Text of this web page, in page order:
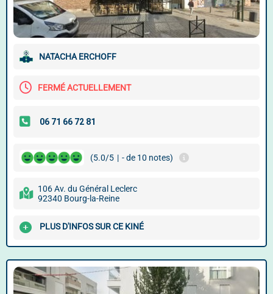
NATACHA ERCHOFF
FERMÉ ACTUELLEMENT
(5.0/5 | - de 10 notes)
106 Av. du Général Leclerc
92340 Bourg-la-Reine
PLUS D'INFOS SUR CE KINÉ